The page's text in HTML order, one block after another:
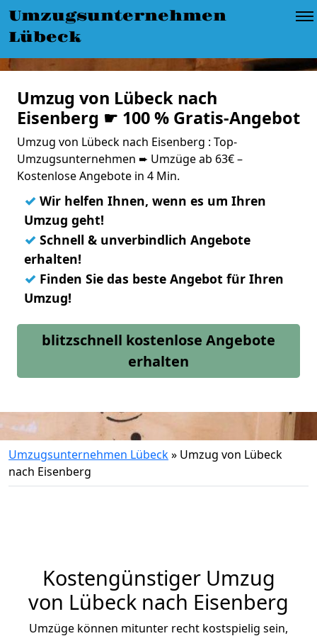
Umzugsunternehmen
Lübeck
Umzug von Lübeck nach
Eisenberg ☛ 100 % Gratis-Angebot
Umzug von Lübeck nach Eisenberg : Top-
Umzugsunternehmen ➨ Umzüge ab 63€ –
Kostenlose Angebote in 4 Min.
✓ Wir helfen Ihnen, wenn es um Ihren
Umzug geht!
✓ Schnell & unverbindlich Angebote
erhalten!
✓ Finden Sie das beste Angebot für Ihren
Umzug!
blitzschnell kostenlose Angebote
erhalten
Umzugsunternehmen Lübeck» Umzug von Lübeck
nach Eisenberg
Kostengünstiger Umzug
von Lübeck nach Eisenberg
Umzüge können mitunter recht kostspielig sein,